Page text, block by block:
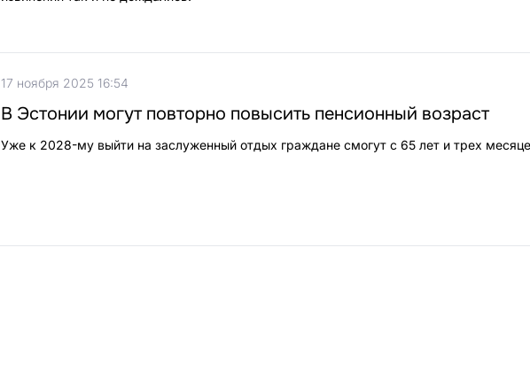
17 ноября 2025 16:54
В Эстонии могут повторно повысить пенсионный возраст
Уже к 2028-му выйти на заслуженный отдых граждане смогут с 65 лет и трех